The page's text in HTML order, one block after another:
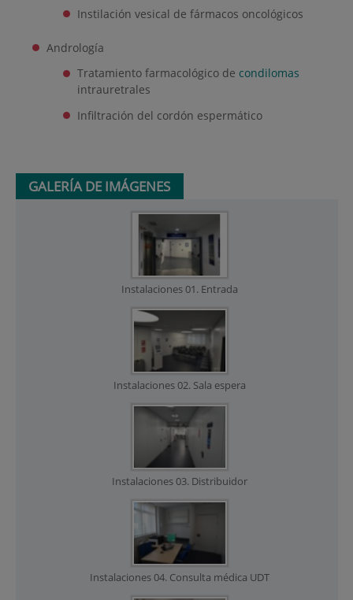
Instilación vesical de fármacos oncológicos
Andrología
Tratamiento farmacológico de condilomas
intrauretrales
Infiltración del cordón espermático
GALERÍA DE IMÁGENES
Instalaciones 01. Entrada
Instalaciones 02. Sala espera
Instalaciones 03. Distribuidor
Instalaciones 04. Consulta médica UDT